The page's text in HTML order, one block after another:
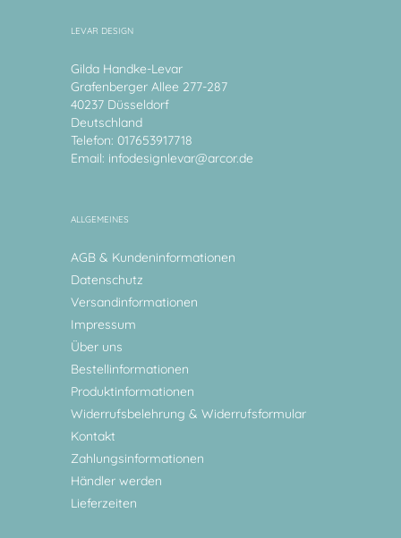
LEVAR DESIGN
Gilda Handke-Levar
Grafenberger Allee 277-287
40237 Düsseldorf
Deutschland
Telefon: 017653917718
Email: infodesignlevar@arcor.de
ALLGEMEINES
AGB & Kundeninformationen
Datenschutz
Versandinformationen
Impressum
Über uns
Bestellinformationen
Produktinformationen
Widerrufsbelehrung & Widerrufsformular
Kontakt
Zahlungsinformationen
Händler werden
Lieferzeiten